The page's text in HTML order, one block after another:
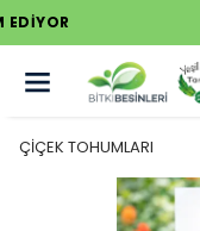
KARGO
ÇİÇEK TOHUMLARI